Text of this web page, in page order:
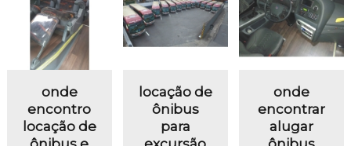
onde
encontro
locação de
locação de
ônibus
para
onde
encontrar
alugar